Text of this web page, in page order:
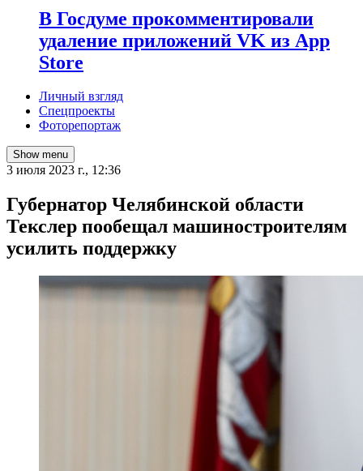
В Госдуме прокомментировали
удаление приложений VK из App
Store
Личный взгляд
Спецпроекты
Фоторепортаж
Show menu
3 июля 2023 г., 12:36
Губернатор Челябинской области
Текслер пообещал машиностроителям
усилить поддержку